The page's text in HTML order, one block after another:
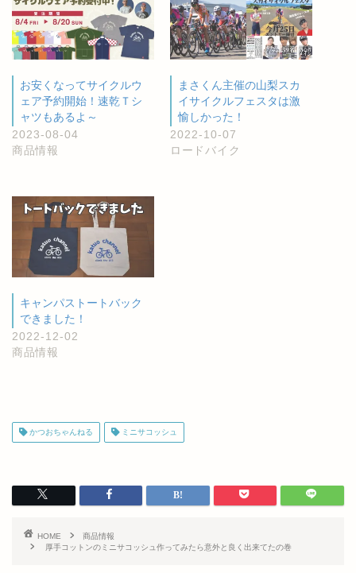
お安くなってサイクルウ
ェア予約開始！速乾Ｔシ
ャツもあるよ～
2023-08-04
商品情報
まさくん主催の山梨スカ
イサイクルフェスタは激
愉しかった！
2022-10-07
ロードバイク
キャンパストートバック
できました！
2022-12-02
商品情報
かつおちゃんねる ミニサコッシュ
HOME
商品情報
厚手コットンのミニサコッシュ作ってみたら意外と良く出来てたの巻